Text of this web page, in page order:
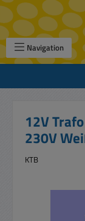
Zum Hauptinhalt
Navigation
12V
230V
KTB